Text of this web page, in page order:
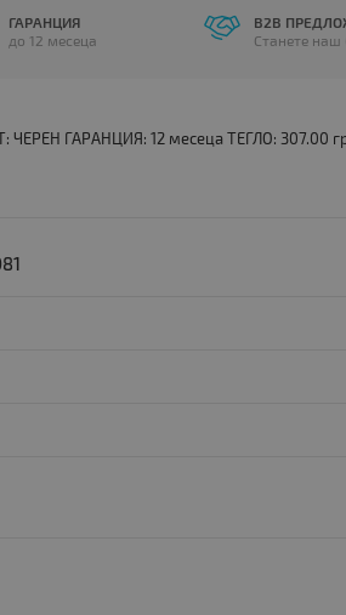
ГАРАНЦИЯ
до 12 месеца
B2B
Станете наш
ЧЕРЕН ГАРАНЦИЯ: 12 месеца ТЕГЛО: 307.00